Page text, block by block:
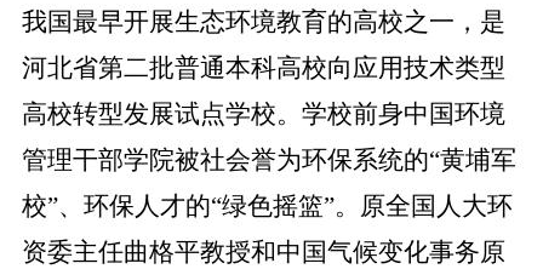
我国最早开展生态环境教育的高校之一，是
河北省第二批普通本科高校向应用技术类型
高校转型发展试点学校。学校前身中国环境
管理干部学院被社会誉为环保系统的“黄埔军
校”、环保人才的“绿色摇篮”。原全国人大环
资委主任曲格平教授和中国气候变化事务原